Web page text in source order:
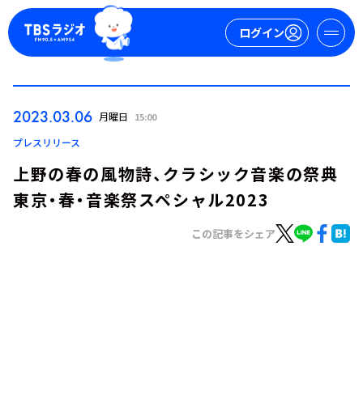
ログイン
2023.03.06 月曜日 15:00
プレスリリース
上野の春の風物詩、クラシック音楽の祭典
東京・春・音楽祭スペシャル2023
この記事をシェア